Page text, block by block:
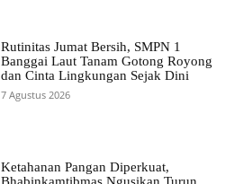
Rutinitas Jumat Bersih, SMPN 1
Banggai Laut Tanam Gotong Royong
dan Cinta Lingkungan Sejak Dini
7 Agustus 2026
Ketahanan Pangan Diperkuat,